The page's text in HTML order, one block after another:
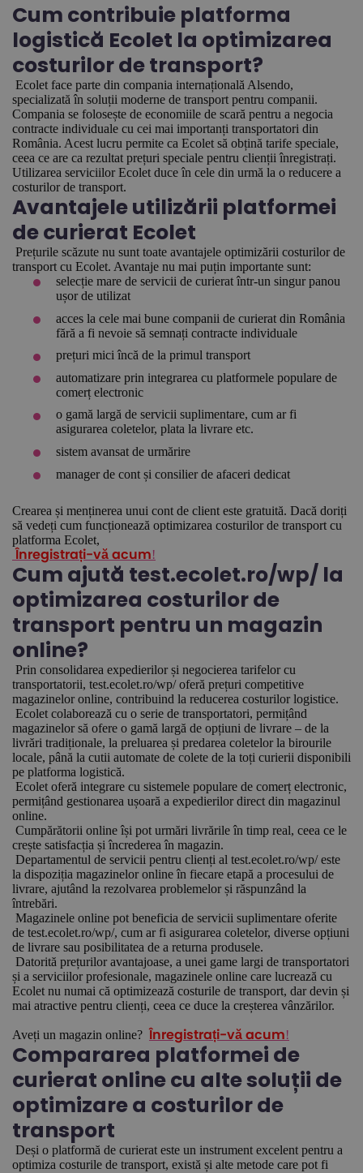
Cum contribuie platforma
logistică Ecolet la optimizarea
costurilor de transport?
Ecolet face parte din compania internațională Alsendo,
specializată în soluții moderne de transport pentru companii.
Compania se folosește de economiile de scară pentru a negocia
contracte individuale cu cei mai importanți transportatori din
România. Acest lucru permite ca Ecolet să obțină tarife speciale,
ceea ce are ca rezultat prețuri speciale pentru clienții înregistrați.
Utilizarea serviciilor Ecolet duce în cele din urmă la o reducere a
costurilor de transport.
Avantajele utilizării platformei
de curierat Ecolet
Prețurile scăzute nu sunt toate avantajele optimizării costurilor de
transport cu Ecolet. Avantaje nu mai puțin importante sunt:
selecție mare de servicii de curierat într-un singur panou
ușor de utilizat
acces la cele mai bune companii de curierat din România
fără a fi nevoie să semnați contracte individuale
prețuri mici încă de la primul transport
automatizare prin integrarea cu platformele populare de
comerț electronic
o gamă largă de servicii suplimentare, cum ar fi
asigurarea coletelor, plata la livrare etc.
sistem avansat de urmărire
manager de cont și consilier de afaceri dedicat
Crearea și menținerea unui cont de client este gratuită. Dacă doriți
să vedeți cum funcționează optimizarea costurilor de transport cu
platforma Ecolet,
Înregistrați-vă acum!
Cum ajută test.ecolet.ro/wp/ la
optimizarea costurilor de
transport pentru un magazin
online?
Prin consolidarea expedierilor și negocierea tarifelor cu
transportatorii, test.ecolet.ro/wp/ oferă prețuri competitive
magazinelor online, contribuind la reducerea costurilor logistice.
Ecolet colaborează cu o serie de transportatori, permițând
magazinelor să ofere o gamă largă de opțiuni de livrare – de la
livrări tradiționale, la preluarea și predarea coletelor la birourile
locale, până la cutii automate de colete de la toți curierii disponibili
pe platforma logistică.
Ecolet oferă integrare cu sistemele populare de comerț electronic,
permițând gestionarea ușoară a expedierilor direct din magazinul
online.
Cumpărătorii online își pot urmări livrările în timp real, ceea ce le
crește satisfacția și încrederea în magazin.
Departamentul de servicii pentru clienți al test.ecolet.ro/wp/ este
la dispoziția magazinelor online în fiecare etapă a procesului de
livrare, ajutând la rezolvarea problemelor și răspunzând la
întrebări.
Magazinele online pot beneficia de servicii suplimentare oferite
de test.ecolet.ro/wp/, cum ar fi asigurarea coletelor, diverse opțiuni
de livrare sau posibilitatea de a returna produsele.
Datorită prețurilor avantajoase, a unei game largi de transportatori
și a serviciilor profesionale, magazinele online care lucrează cu
Ecolet nu numai că optimizează costurile de transport, dar devin și
mai atractive pentru clienți, ceea ce duce la creșterea vânzărilor.
Aveți un magazin online? Înregistrați-vă acum!
Compararea platformei de
curierat online cu alte soluții de
optimizare a costurilor de
transport
Deși o platformă de curierat este un instrument excelent pentru a
optimiza costurile de transport, există și alte metode care pot fi